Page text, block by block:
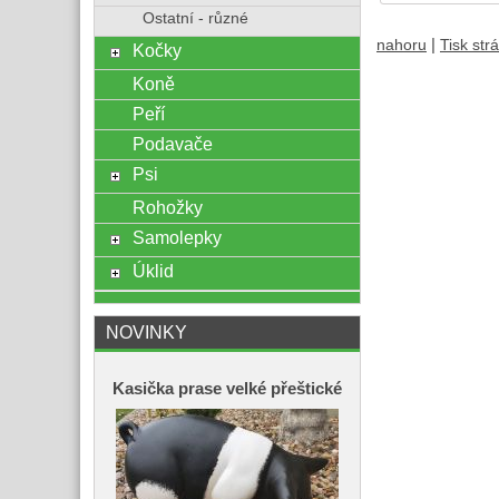
nahoru Tisk
Ostatní - různé
Kočky
Koně
Peří
Podavače
Psi
Rohožky
Samolepky
Úklid
NOVINKY
Kasička prase velké přeštické